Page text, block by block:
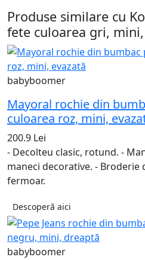
Produse similare cu
fete culoarea gri,
babyboomer
Mayoral rochie din
culoarea roz, mini,
200.9 Lei
- Decolteu clasic, rotund. -
maneci decorative. - Broderie
fermoar.
Descoperă aici
babyboomer